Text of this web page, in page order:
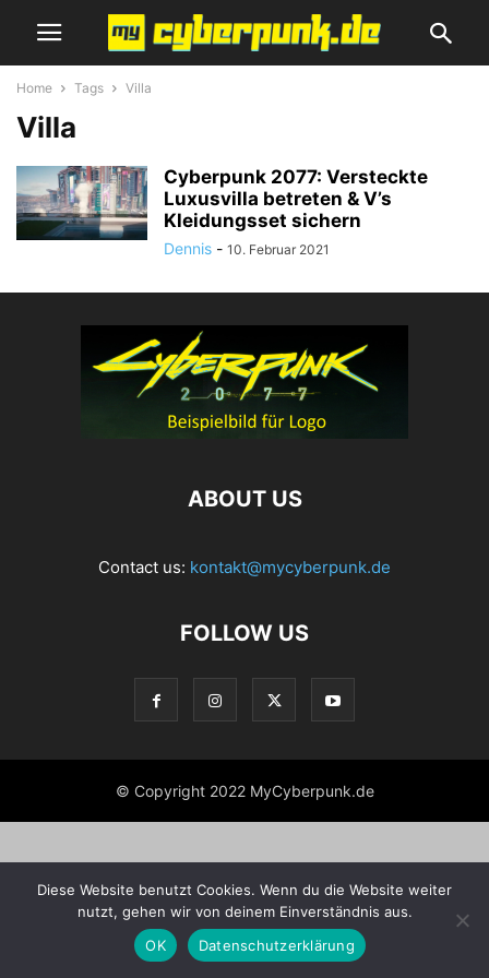
Home Tags Villa
Villa
Cyberpunk 2077: Versteckte
Luxusvilla betreten & V’s
Kleidungsset sichern
Dennis - 10. Februar 2021
ABOUT US
Contact us: kontakt@mycyberpunk.de
FOLLOW US
© Copyright 2022 MyCyberpunk.de
Diese Website benutzt Cookies. Wenn du die Website weiter
nutzt, gehen wir von deinem Einverständnis aus.
OK
Datenschutzerklärung